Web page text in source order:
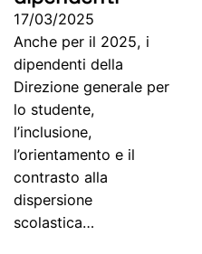
17/03/2025
Anche per il 2025, i
dipendenti della
Direzione generale per
lo studente,
l’inclusione,
l’orientamento e il
contrasto alla
dispersione
scolastica…